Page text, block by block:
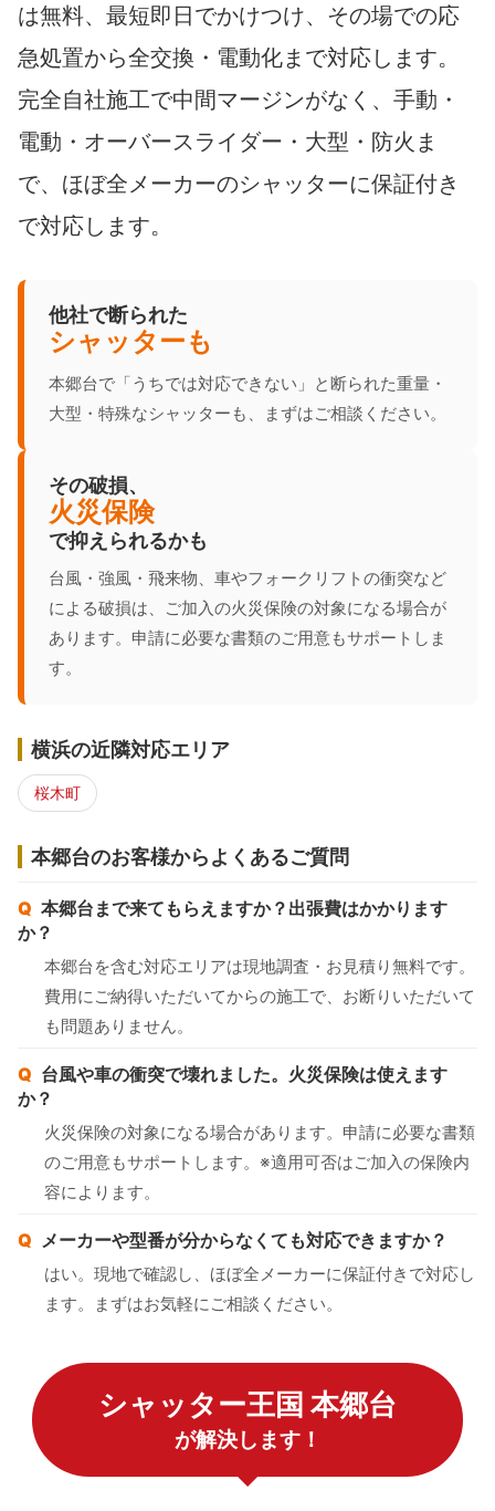
は無料、最短即日でかけつけ、その場での応
急処置から全交換・電動化まで対応します。
完全自社施工で中間マージンがなく、手動・
電動・オーバースライダー・大型・防火ま
で、ほぼ全メーカーのシャッターに保証付き
で対応します。
他社で断られた
シャッターも
本郷台で「うちでは対応できない」と断られた重量・
大型・特殊なシャッターも、まずはご相談ください。
その破損、
火災保険
で抑えられるかも
台風・強風・飛来物、車やフォークリフトの衝突など
による破損は、ご加入の火災保険の対象になる場合が
あります。申請に必要な書類のご用意もサポートしま
す。
横浜の近隣対応エリア
桜木町
本郷台のお客様からよくあるご質問
本郷台まで来てもらえますか？出張費はかかります
か？
本郷台を含む対応エリアは現地調査・お見積り無料です。
費用にご納得いただいてからの施工で、お断りいただいて
も問題ありません。
台風や車の衝突で壊れました。火災保険は使えます
か？
火災保険の対象になる場合があります。申請に必要な書類
のご用意もサポートします。※適用可否はご加入の保険内
容によります。
メーカーや型番が分からなくても対応できますか？
はい。現地で確認し、ほぼ全メーカーに保証付きで対応し
ます。まずはお気軽にご相談ください。
シャッター王国 本郷台
が解決します！